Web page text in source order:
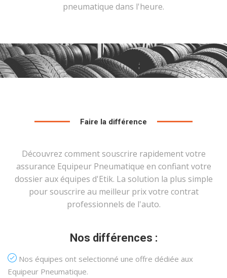
pneumatique dans l'heure.
Faire la différence
Découvrez comment souscrire rapidement votre
assurance Equipeur Pneumatique en confiant votre
dossier aux équipes d'Etik. La solution la plus simple
pour souscrire au meilleur prix votre contrat
professionnels de l'auto.
Nos différences :
Nos équipes ont selectionné une offre dédiée aux
Equipeur Pneumatique.